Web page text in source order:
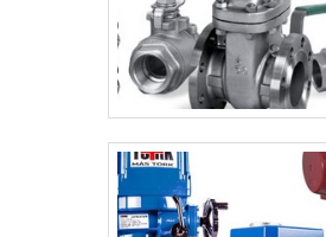
variedade e qualidade quando o
venda de válvulas,
especialidades químicas.
encontrar itens variados com
instrumentação com ótima
precisão. A empresa conta com
profissionais qualificados para